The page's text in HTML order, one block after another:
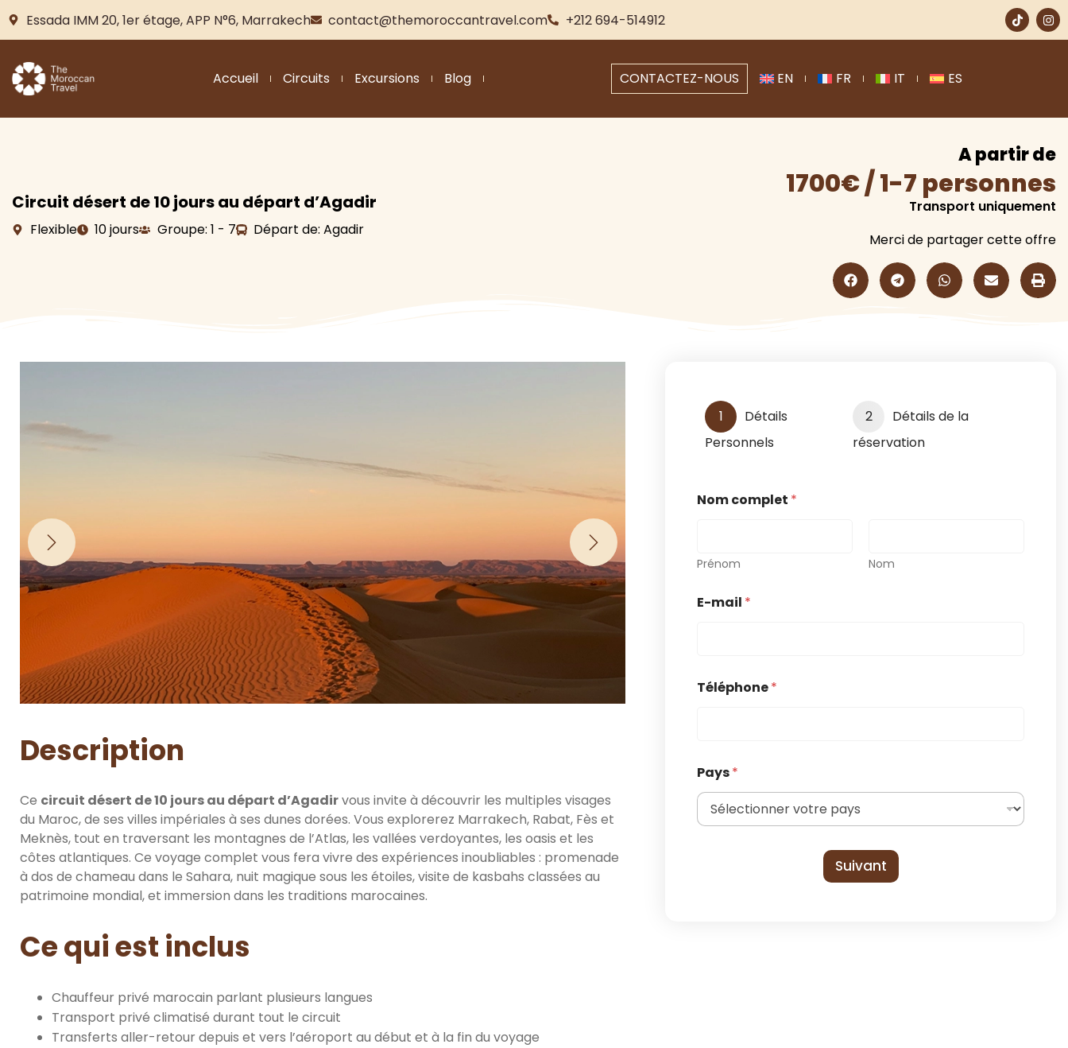
Essada IMM 20, 1er étage, APP N°6, Marrakech contact@themoroccantravel.com +212 694-514912
Accueil Circuits Excursions Blog CONTACTEZ-NOUS EN FR IT ES
Circuit désert de 10 jours au départ d’Agadir
Flexible 10 jours Groupe: 1 - 7 Départ de: Agadir
A partir de
1700€ / 1-7 personnes
Transport uniquement
Merci de partager cette offre
Description
Ce circuit désert de 10 jours au départ d’Agadirvous invite à découvrir les multiples visages
du Maroc, de ses villes impériales à ses dunes dorées. Vous explorerez Marrakech, Rabat, Fès et
Meknès, tout en traversant les montagnes de l’Atlas, les vallées verdoyantes, les oasis et les
côtes atlantiques. Ce voyage complet vous fera vivre des expériences inoubliables : promenade
à dos de chameau dans le Sahara, nuit magique sous les étoiles, visite de kasbahs classées au
patrimoine mondial, et immersion dans les traditions marocaines.
Ce qui est inclus
Chauffeur privé marocain parlant plusieurs langues
Transport privé climatisé durant tout le circuit
Transferts aller-retour depuis et vers l’aéroport au début et à la fin du voyage
1
Détails
Personnels
2
Détails de la
réservation
Nom complet *
Prénom Nom
E-mail *
Téléphone*
Pays*
Suivant